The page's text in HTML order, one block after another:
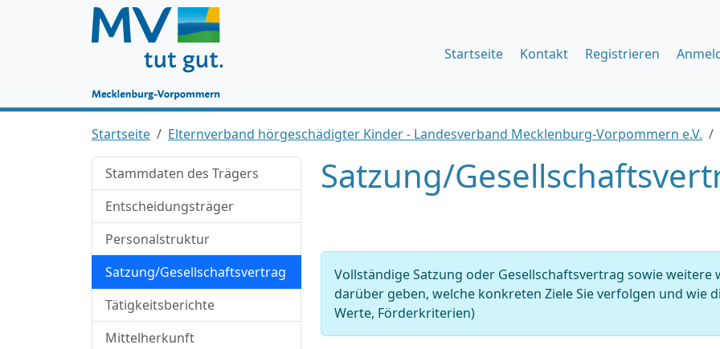
Startseite Kontakt Registrieren
Startseite Elternverband hörgeschädigter Kinder - Landesverband Mecklenburg-Vorpommern e.V.
Stammdaten des Trägers
Entscheidungsträger
Personalstruktur
Satzung/Gesellschaftsvertrag
Tätigkeitsberichte
Mittelherkunft
Satzung/
Vollständige Satzung oder Gesellschaftsvertrag sowie
darüber geben, welche konkreten Ziele Sie verfolgen und wie
Werte, Förderkriterien)